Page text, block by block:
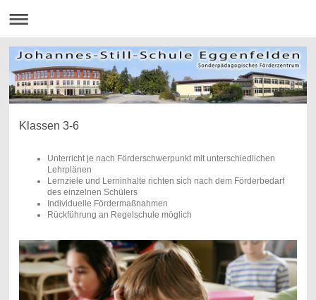
Klassen 3-6
Unterricht je nach Förderschwerpunkt mit unterschiedlichen
Lehrplänen
Lernziele und Lerninhalte richten sich nach dem Förderbedarf
des einzelnen Schülers
Individuelle Fördermaßnahmen
Rückführung an Regelschule möglich